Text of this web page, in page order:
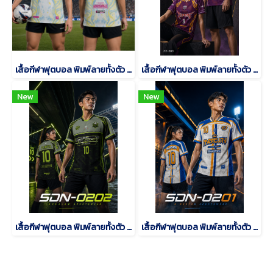
เสื้อกีฬาฟุตบอล พิมพ์ลายทั้งตัว เนื้อผ้า "นาโนเทค"SD-484 เสื้อกีฬาฟุตบอล พิมพ์ลายทั้งตัว เนื้อผ้า "นาโนเทค"SD-500
New
เสื้อกีฬาฟุตบอล พิมพ์ลายทั้งตัว เนื้อผ้า "นาโนเทค"SDN-0202
New
เสื้อกีฬาฟุตบอล พิมพ์ลายทั้งตัว เนื้อผ้า "นาโนเทค"SDN-0201